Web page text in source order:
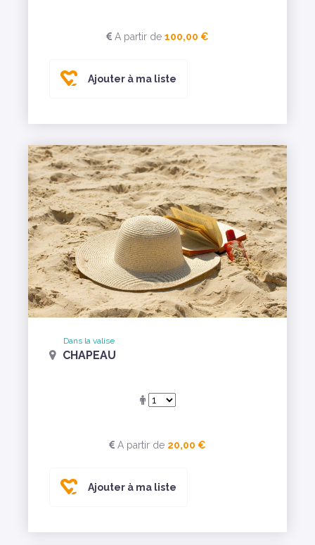
A partir de 100,00 €
Ajouter à ma liste
Dans la valise
CHAPEAU
A partir de 20,00 €
Ajouter à ma liste